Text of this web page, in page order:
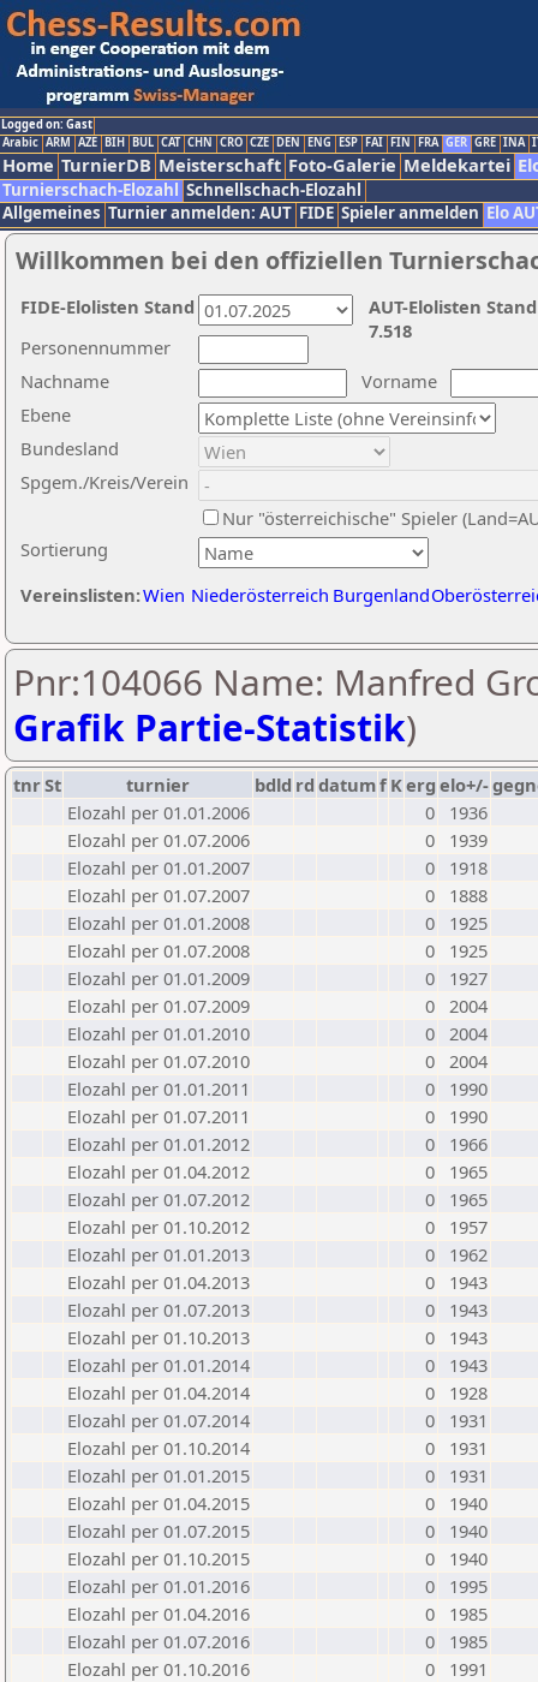
Logged on: Gast
Arabic ARM AZE BIH BUL CAT CHN CRO CZE DEN ENG ESP FAI FIN FRA GER GRE INA
Home TurnierDB Meisterschaft Foto-Galerie Meldekartei
Turnierschach-Elozahl Schnellschach-Elozahl
Allgemeines Turnier anmelden: AUT FIDE Spieler anmelden Elo
Willkommen bei den offiziellen
Nachname
Vorname
Ebene
Sortierung
Personennummer
Bundesland
Spgem./Kreis/Verein
Nur "österreichische" Spieler
Vereinslisten:Wien Niederösterreich Burgenland
AUT-Elolisten
7.518
FIDE-Elolisten Stand
Pnr:104066 Name: Manfred
Grafik Partie-Statistik)
tnrSt turnier bdld rd datumf Kerg elo+/-
Elozahl per 01.01.2006
0
1936
Elozahl per 01.07.2006
0
1939
Elozahl per 01.01.2007
0
1918
Elozahl per 01.07.2007
0
1888
Elozahl per 01.01.2008
0
1925
Elozahl per 01.07.2008
0
1925
Elozahl per 01.01.2009
0
1927
Elozahl per 01.07.2009
0 2004
Elozahl per 01.01.2010
0 2004
Elozahl per 01.07.2010
0 2004
Elozahl per 01.01.2011
0
1990
Elozahl per 01.07.2011
0
1990
Elozahl per 01.01.2012
0
1966
Elozahl per 01.04.2012
0
1965
Elozahl per 01.07.2012
0
1965
Elozahl per 01.10.2012
0
1957
Elozahl per 01.01.2013
0
1962
Elozahl per 01.04.2013
0
1943
Elozahl per 01.07.2013
0
1943
Elozahl per 01.10.2013
0
1943
Elozahl per 01.01.2014
0
1943
Elozahl per 01.04.2014
0
1928
Elozahl per 01.07.2014
0
1931
Elozahl per 01.10.2014
0
1931
Elozahl per 01.01.2015
0
1931
Elozahl per 01.04.2015
0
1940
Elozahl per 01.07.2015
0
1940
Elozahl per 01.10.2015
0
1940
Elozahl per 01.01.2016
0
1995
Elozahl per 01.04.2016
0
1985
Elozahl per 01.07.2016
0
1985
Elozahl per 01.10.2016
0
1991